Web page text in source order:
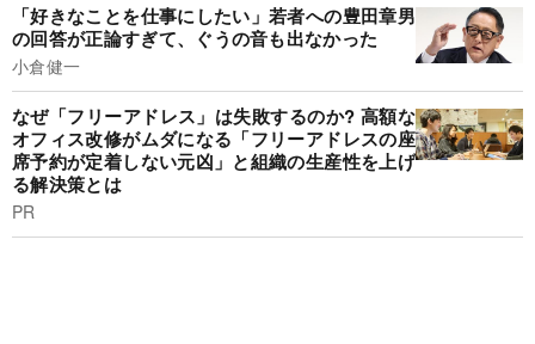
「好きなことを仕事にしたい」若者への豊田章男
の回答が正論すぎて、ぐうの音も出なかった
小倉健一
なぜ「フリーアドレス」は失敗するのか? 高額な
オフィス改修がムダになる「フリーアドレスの座
席予約が定着しない元凶」と組織の生産性を上げ
る解決策とは
PR